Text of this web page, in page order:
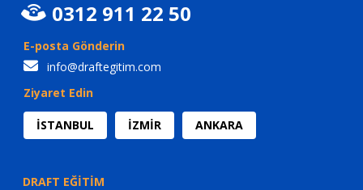
0312 911 22 50
E-posta Gönderin
info@draftegitim.com
Ziyaret Edin
İSTANBUL İZMİR ANKARA
DRAFT EĞİTİM